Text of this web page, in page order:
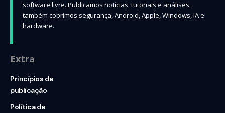
software livre. Publicamos notícias, tutoriais e análises,
também cobrimos segurança, Android, Apple, Windows, IA e
hardware.
Extra
Princípios de
publicação
Política de